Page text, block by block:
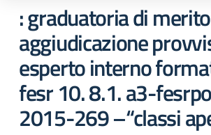
: graduatoria di
aggiudicazione
esperto interno
fesr 10. 8.1. a3-
2015-269 –“classi